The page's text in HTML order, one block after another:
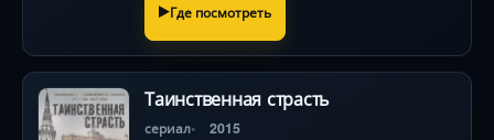
Где посмотреть
Таинственная страсть
сериал 2015